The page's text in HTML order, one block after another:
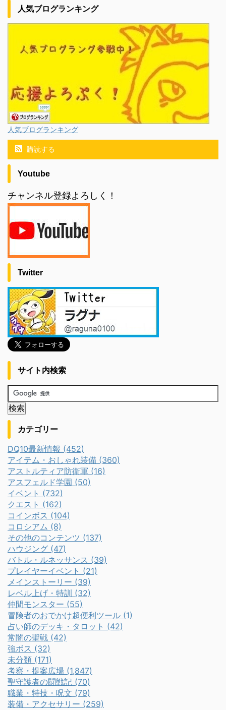
人気ブログランキング
人気ブログランキング
購読する
Youtube
チャンネル登録よろしく！
Twitter
サイト内検索
カテゴリー
DQ10最新情報 (452)
アイテム・おしゃれ装備 (360)
アストルティア防衛軍 (16)
アスフェルド学園 (50)
イベント (732)
クエスト (162)
コインボス (104)
コロシアム (8)
その他のコンテンツ (137)
ハウジング (47)
バトル・ルネッサンス (39)
プレイヤーイベント (21)
メインストーリー (39)
レベル上げ・特訓 (32)
仲間モンスター (55)
冒険者のおでかけ超便利ツール (1)
占い師のデッキ・タロット (42)
常闇の聖戦 (42)
強ボス (32)
未分類 (171)
考察・提案広場 (1,847)
聖守護者の闘戦記 (70)
職業・特技・呪文 (79)
装備・アクセサリー (259)